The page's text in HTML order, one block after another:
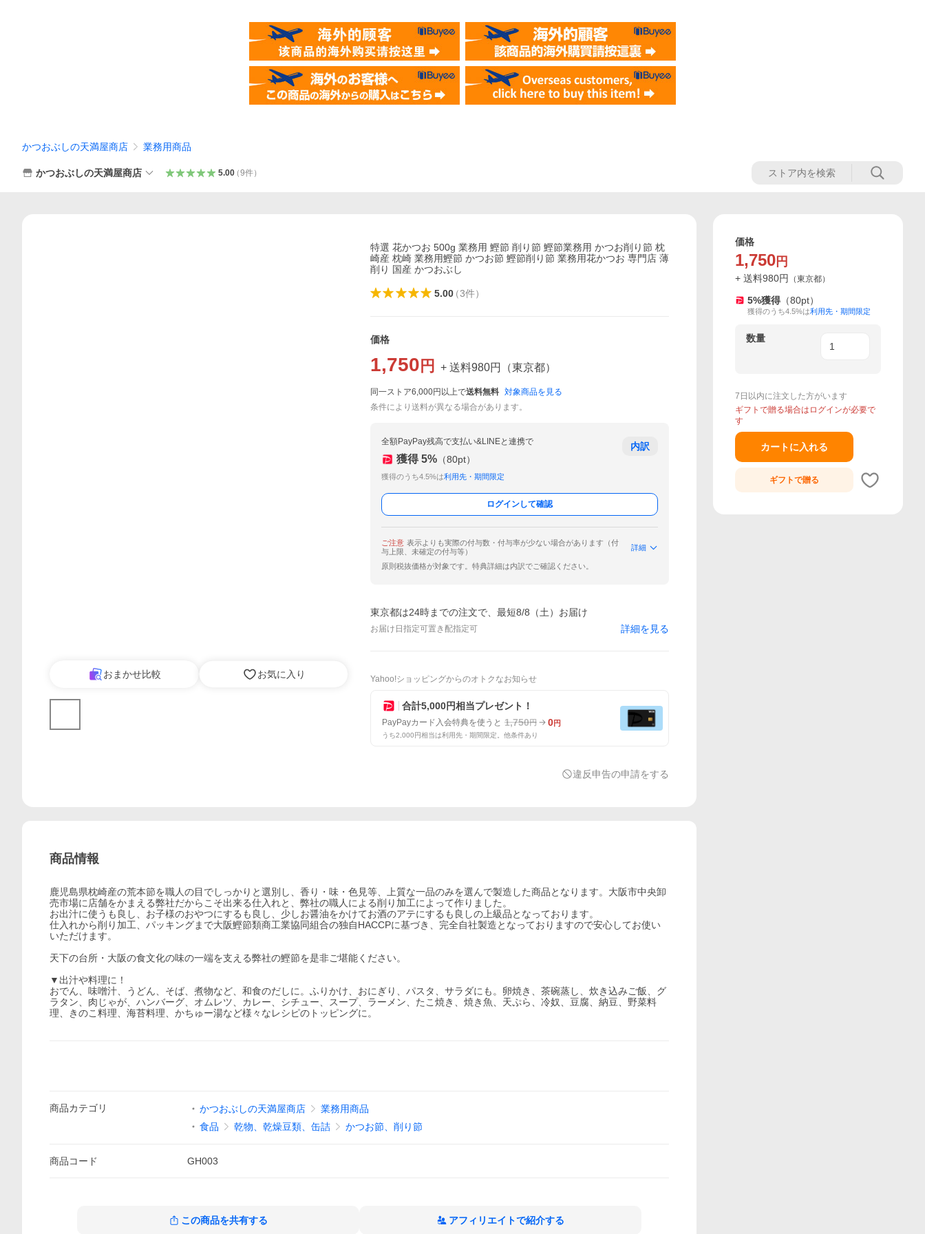
かつおぶしの天満屋商店 業務用商品
かつおぶしの天満屋商店 5.00（9件）
おまかせ比較 お気に入り
特選 花かつお 500g 業務用 鰹節 削り節 鰹節業務用 かつお削り節 枕
崎産 枕崎 業務用鰹節 かつお節 鰹節削り節 業務用花かつお 専門店 薄
削り 国産 かつおぶし
5.00（3件）
価格
1,750 円 + 送料980円 （東京都）
同一ストア6,000円以上で送料無料 対象商品を見る
条件により送料が異なる場合があります。
全額PayPay残高で支払い&LINEと連携で
獲得 5% （80pt）
獲得のうち4.5%は利用先・期間限定
内訳
ログインして確認
ご注意 表示よりも実際の付与数・付与率が少ない場合があります（付
与上限、未確定の付与等）
詳細
原則税抜価格が対象です。特典詳細は内訳でご確認ください。
東京都は24時までの注文で、最短8/8（土）お届け
お届け日指定可置き配指定可 詳細を見る
Yahoo!ショッピングからのオトクなお知らせ
合計5,000円相当プレゼント！
PayPayカード入会特典を使うと 1,750円 0円
うち2,000円相当は利用先・期間限定。他条件あり
違反申告の申請をする
商品情報
鹿児島県枕崎産の荒本節を職人の目でしっかりと選別し、香り・味・色見等、上質な一品のみを選んで製造した商品となります。大阪市中央卸
売市場に店舗をかまえる弊社だからこそ出来る仕入れと、弊社の職人による削り加工によって作りました。
お出汁に使うも良し、お子様のおやつにするも良し、少しお醤油をかけてお酒のアテにするも良しの上級品となっております。
仕入れから削り加工、パッキングまで大阪鰹節類商工業協同組合の独自HACCPに基づき、完全自社製造となっておりますので安心してお使い
いただけます。
天下の台所・大阪の食文化の味の一端を支える弊社の鰹節を是非ご堪能ください。
▼出汁や料理に！
おでん、味噌汁、うどん、そば、煮物など、和食のだしに。ふりかけ、おにぎり、パスタ、サラダにも。卵焼き、茶碗蒸し、炊き込みご飯、グ
ラタン、肉じゃが、ハンバーグ、オムレツ、カレー、シチュー、スープ、ラーメン、たこ焼き、焼き魚、天ぷら、冷奴、豆腐、納豆、野菜料
理、きのこ料理、海苔料理、かちゅー湯など様々なレシピのトッピングに。
商品カテゴリ かつおぶしの天満屋商店
業務用商品
食品
乾物、乾燥豆類、缶詰 かつお節、削り節
商品コード GH003
この商品を共有する アフィリエイトで紹介する
価格
1,750 円
+ 送料980円 （東京都）
5%獲得 （80pt）
獲得のうち4.5%は利用先・期間限定
数量
7日以内に注文した方がいます
ギフトで贈る場合はログインが必要で
す
カートに入れる
ギフトで贈る